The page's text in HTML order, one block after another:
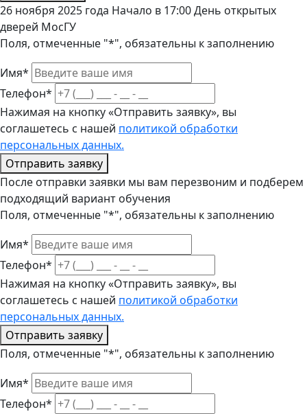
26 ноября 2025 года Начало в 17:00 День открытых
дверей МосГУ
Поля, отмеченные "*", обязательны к заполнению
Имя*
Телефон*
Нажимая на кнопку «Отправить заявку», вы
соглашетесь с нашей политикой обработки
персональных данных.
Отправить заявку
После отправки заявки мы вам перезвоним и подберем
подходящий вариант обучения
Поля, отмеченные "*", обязательны к заполнению
Имя*
Телефон*
Нажимая на кнопку «Отправить заявку», вы
соглашетесь с нашей политикой обработки
персональных данных.
Отправить заявку
Поля, отмеченные "*", обязательны к заполнению
Имя*
Телефон*